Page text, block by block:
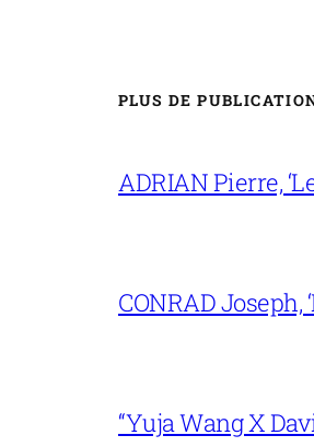
PLUS DE
ADRIAN Pierre,
CONRAD Joseph,
“Yuja Wang X